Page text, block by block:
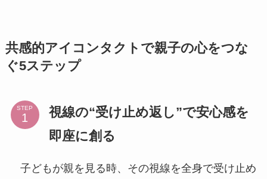
共感的アイコンタクトで親子の心をつな
ぐ5ステップ
STEP
視線の“受け止め返し”で安心感を
即座に創る
子どもが親を見る時、その視線を全身で受け止め